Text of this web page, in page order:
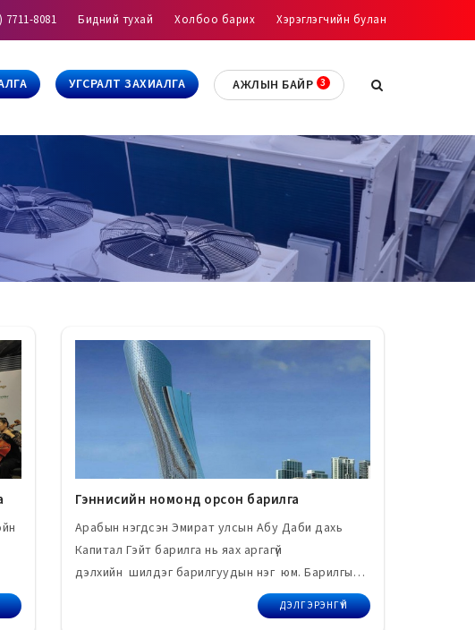
7711-8081 Бидний тухай Холбоо барих Хэрэглэгчийн булан
УГСРАЛТ ЗАХИАЛГА АЖЛЫН БАЙР
Гэннисийн номонд орсон барилга
Арабын нэгдсэн Эмират улсын Абу Даби дахь
Капитал Гэйт барилга нь яах аргагүй
дэлхийн шилдэг барилгуудын нэг юм. Барилгын
ажил 2007 онд эхэлж 2011 онд дууссан бөгөөд
барилгын загварыг тус улсын РМЖМ компани
ДЭЛГЭРЭНГҮЙ